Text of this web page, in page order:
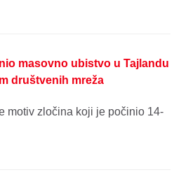
masovno ubistvo u Tajlandu
društvenih mreža
motiv zločina koji je počinio 14-